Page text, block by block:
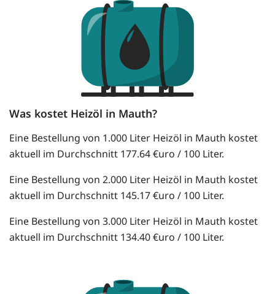
Was kostet Heizöl in Mauth?
Eine Bestellung von 1.000 Liter Heizöl in Mauth kostet
aktuell im Durchschnitt 177.64 €uro / 100 Liter.
Eine Bestellung von 2.000 Liter Heizöl in Mauth kostet
aktuell im Durchschnitt 145.17 €uro / 100 Liter.
Eine Bestellung von 3.000 Liter Heizöl in Mauth kostet
aktuell im Durchschnitt 134.40 €uro / 100 Liter.